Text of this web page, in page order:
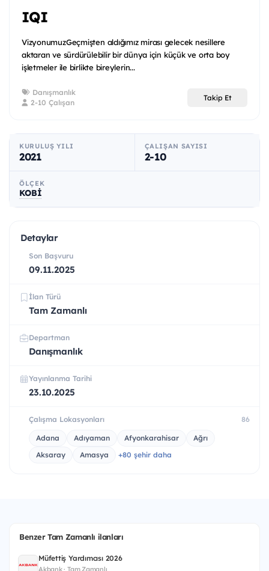
IQI
VizyonumuzGeçmişten aldığımız mirası gelecek nesillere
aktaran ve sürdürülebilir bir dünya için küçük ve orta boy
işletmeler ile birlikte bireylerin...
Danışmanlık
2-10 Çalışan
Takip Et
KURULUŞ YILI
2021
ÇALIŞAN SAYISI
2-10
ÖLÇEK
KOBİ
Detaylar
Son Başvuru
09.11.2025
İlan Türü
Tam Zamanlı
Departman
Danışmanlık
Yayınlanma Tarihi
23.10.2025
Çalışma Lokasyonları 86
Adana Adıyaman Afyonkarahisar
Ağrı
Aksaray
Amasya +80 şehir daha
Benzer Tam Zamanlı ilanları
Müfettiş Yardımcısı 2026
Akbank · Tam Zamanlı